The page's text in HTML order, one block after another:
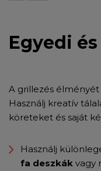
Egyedi
A grillezés élményét
Használj kreatív
köreteket és saját
Használj
fa deszkák vagy